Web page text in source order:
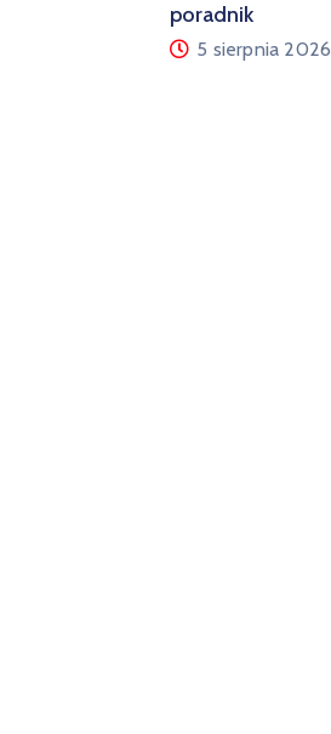
poradnik
5 sierpnia 2026